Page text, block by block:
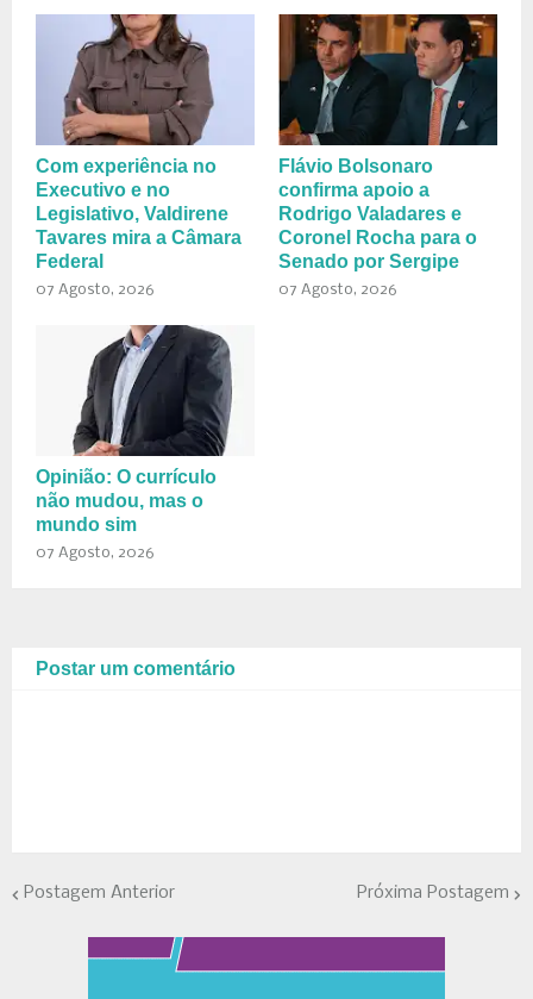
Com experiência no
Executivo e no
Legislativo, Valdirene
Tavares mira a Câmara
Federal
07 Agosto, 2026
Flávio Bolsonaro
confirma apoio a
Rodrigo Valadares e
Coronel Rocha para o
Senado por Sergipe
07 Agosto, 2026
Opinião: O currículo
não mudou, mas o
mundo sim
07 Agosto, 2026
Postar um comentário
Postagem Anterior Próxima Postagem